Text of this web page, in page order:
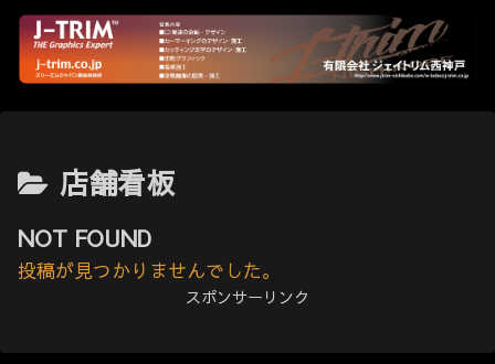
店舗看板
NOT FOUND
投稿が見つかりませんでした。
スポンサーリンク